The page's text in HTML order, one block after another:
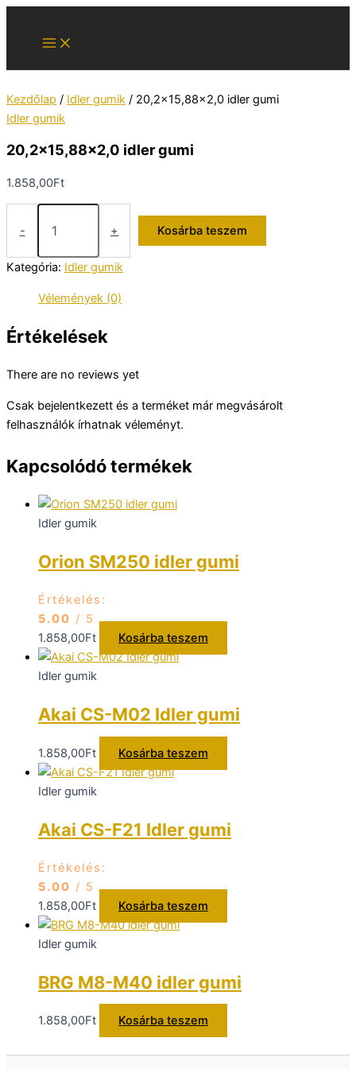
Kezdőlap / Idler gumik / 20,2×15,88×2,0 idler gumi
Idler gumik
20,2×15,88×2,0 idler gumi
1.858,00Ft
-
20,2x15,88x2,0
mennyiség
+ Kosárba teszem
Kategória: Idler gumik
Vélemények (0)
Értékelések
There are no reviews yet
Csak bejelentkezett és a terméket már megvásárolt
felhasználók írhatnak véleményt.
Kapcsolódó termékek
Idler gumik
Orion SM250 idler gumi
Értékelés:
5.00 / 5
1.858,00Ft Kosárba teszem
Idler gumik
Akai CS-M02 Idler gumi
1.858,00Ft Kosárba teszem
Idler gumik
Akai CS-F21 Idler gumi
Értékelés:
5.00 / 5
1.858,00Ft Kosárba teszem
Idler gumik
BRG M8-M40 idler gumi
1.858,00Ft Kosárba teszem